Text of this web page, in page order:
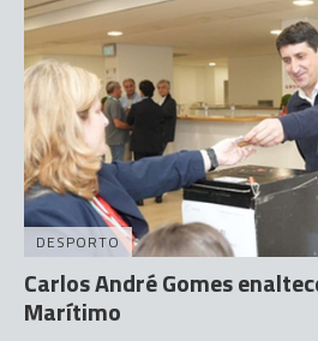
DESPORTO
Carlos André Gomes
Marítimo